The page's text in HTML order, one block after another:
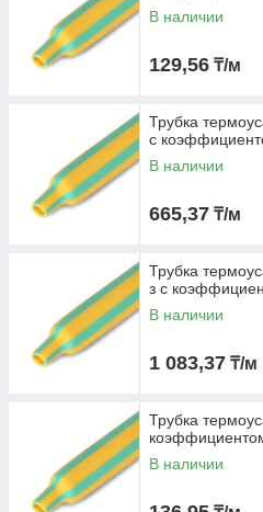
В наличии
129,56 ₸/м
Трубка
с
В наличии
665,37 ₸/м
Трубка
з с
В наличии
1 083,37 ₸/м
Трубка
В наличии